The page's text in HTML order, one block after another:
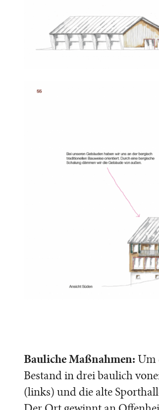
Bauliche Maßnahmen: Um
Bestand in drei baulich
(links) und die alte